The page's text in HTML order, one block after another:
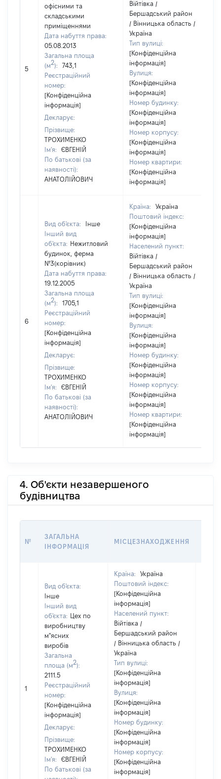
5
офісними та
складськими
приміщеннями
Дата набуття права:
05.08.2013
Загальна площа
(м2):
743,1
Реєстраційний
номер:
[Конфіденційна
інформація]
Декларує:
Прізвище:
ТРОХИМЕНКО
Ім'я:
ЄВГЕНІЙ
По батькові (за
наявності):
АНАТОЛІЙОВИЧ
Війтівка /
Бершадський район
/ Вінницька область /
Україна
Тип вулиці:
[Конфіденційна
інформація]
Вулиця:
[Конфіденційна
інформація]
Номер будинку:
[Конфіденційна
інформація]
Номер корпусу:
[Конфіденційна
інформація]
Номер квартири:
[Конфіденційна
інформація]
6
Вид об'єкта:
Інше
Інший вид
об'єкта: Нежитловий
будинок, ферма
№3(корівник)
Дата набуття права:
19.12.2005
Загальна площа
(м2):
1705,1
Реєстраційний
номер:
[Конфіденційна
інформація]
Декларує:
Прізвище:
ТРОХИМЕНКО
Ім'я:
ЄВГЕНІЙ
По батькові (за
наявності):
АНАТОЛІЙОВИЧ
Країна:
Україна
Поштовий індекс:
[Конфіденційна
інформація]
Населений пункт:
Війтівка /
Бершадський район
/ Вінницька область /
Україна
Тип вулиці:
[Конфіденційна
інформація]
Вулиця:
[Конфіденційна
інформація]
Номер будинку:
[Конфіденційна
інформація]
Номер корпусу:
[Конфіденційна
інформація]
Номер квартири:
[Конфіденційна
інформація]
4. Об'єкти незавершеного
будівництва
№
ЗАГАЛЬНА
ІНФОРМАЦІЯ
МІСЦЕЗНАХОДЖЕННЯ
1
Вид об'єкта:
Інше
Інший вид
об'єкта:
Цех по
виробництву
м"ясних
виробів
Загальна
площа (м2):
2111.5
Реєстраційний
номер:
[Конфіденційна
інформація]
Декларує:
Прізвище:
ТРОХИМЕНКО
Ім'я:
ЄВГЕНІЙ
По батькові (за
Країна:
Україна
Поштовий індекс:
[Конфіденційна
інформація]
Населений пункт:
Війтівка /
Бершадський район
/ Вінницька область /
Україна
Тип вулиці:
[Конфіденційна
інформація]
Вулиця:
[Конфіденційна
інформація]
Номер будинку:
[Конфіденційна
інформація]
Номер корпусу:
[Конфіденційна
інформація]